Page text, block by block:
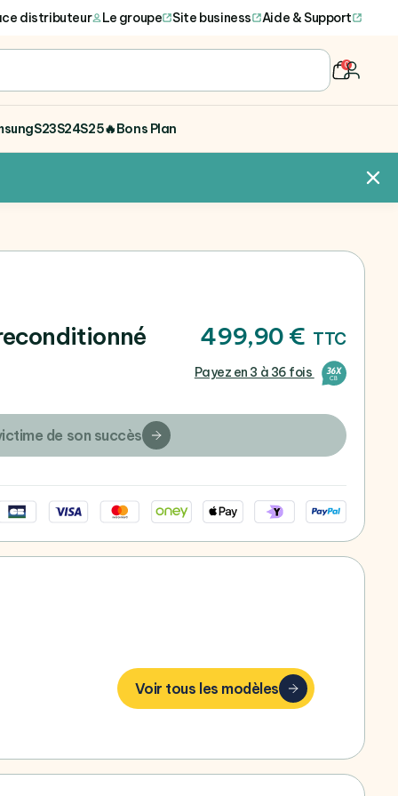
distributeur Le groupe Site business Aide & Support
0
user
S23S24S25🔥Bons Plan
499,90 € TTC
Payez en 3 à 36 fois
de son succès
Voir tous les modèles